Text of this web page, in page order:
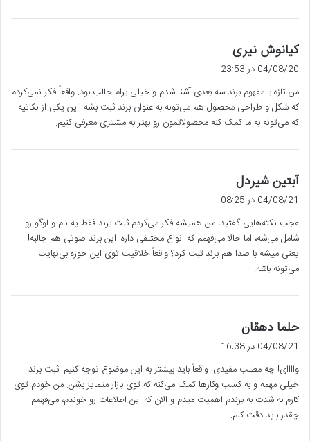
کیانوش نیری
ف
:
04/08/20 در 23:53
من تازه با مفهوم برند سه بعدی آشنا شدم و خیلی برام جالب بود. واقعاً فکر نمی‌کردم
که شکل و طراحی محصول هم می‌تونه به عنوان برند ثبت بشه. این یکی از نکاتیه
که می‌تونه به ما کمک کنه محصولاتمون رو بهتر به مشتری معرفی کنیم.
آبتین شیردل
ف
:
04/08/21 در 08:25
عجب نکته‌هایی گفتید! من همیشه فکر می‌کردم ثبت برند فقط یه نام و لوگو رو
شامل می‌شه، اما حالا می‌فهمم که انواع مختلفی داره. این برند صوتی هم جالبه!
یعنی میشه با صدا هم برند ثبت کرد؟ واقعاً خلاقیت توی این حوزه بی‌نهایت
می‌تونه باشه.
حلما دهقان
ف
:
04/08/21 در 16:38
واااای! چه مطلب مفیدی! واقعاً باید بیشتر به این موضوع توجه کنیم. ثبت برند
خیلی مهمه و به کسب وکارها کمک می‌کنه که توی بازار متمایز بشن. من خودم توی
کارم به شدت به برندم اهمیت میدم و الان که این اطلاعات رو خوندم، می‌فهمم
چقدر باید دقت کنم.